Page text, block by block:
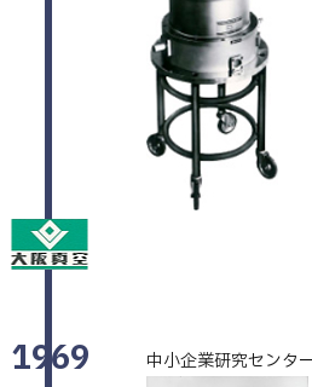
1969 中小企業研究センタ